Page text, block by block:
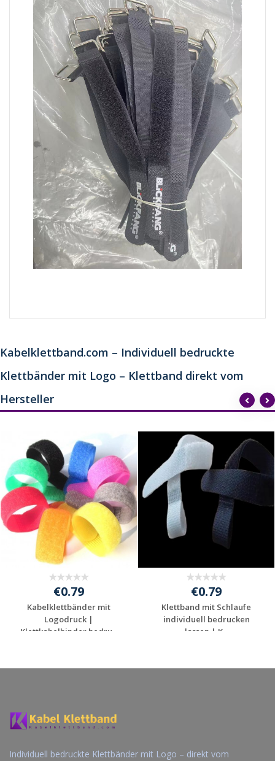
Kabelklettband.com – Individuell bedruckte
Klettbänder mit Logo – Klettband direkt vom
Hersteller
€0.79
Kabelklettbänder mit
Logodruck |
Klettkabelbinder bedru...
€0.79
Klettband mit Schlaufe
individuell bedrucken
lassen | K...
Individuell bedruckte Klettbänder mit Logo – direkt vom